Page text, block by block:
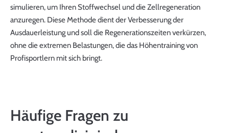
simulieren, um Ihren Stoffwechsel und die Zellregeneration
anzuregen. Diese Methode dient der Verbesserung der
Ausdauerleistung und soll die Regenerationszeiten verkürzen,
ohne die extremen Belastungen, die das Höhentraining von
Profisportlern mit sich bringt.
Häufige Fragen zu